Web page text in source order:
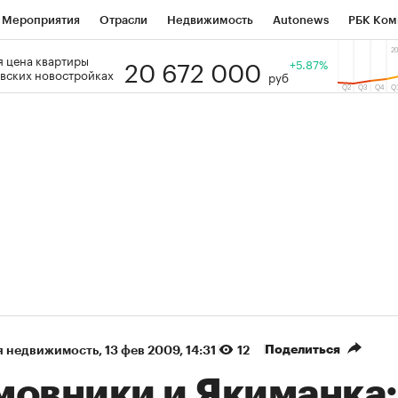
Мероприятия Отрасли Недвижимость Autonews РБК
РБК Образование Тренды
цена квартиры
новостройках
20 672 000 руб
+5.87%
недвижимость⁠, 13 фев 2009, 14:31 12 Поделиться